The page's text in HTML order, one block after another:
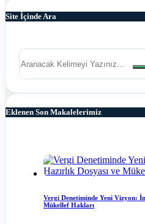
Site İçinde Ara
Eklenen Son Makalelerimiz
Vergi Denetiminde Yeni Vizyon:
Mükellef Hakları